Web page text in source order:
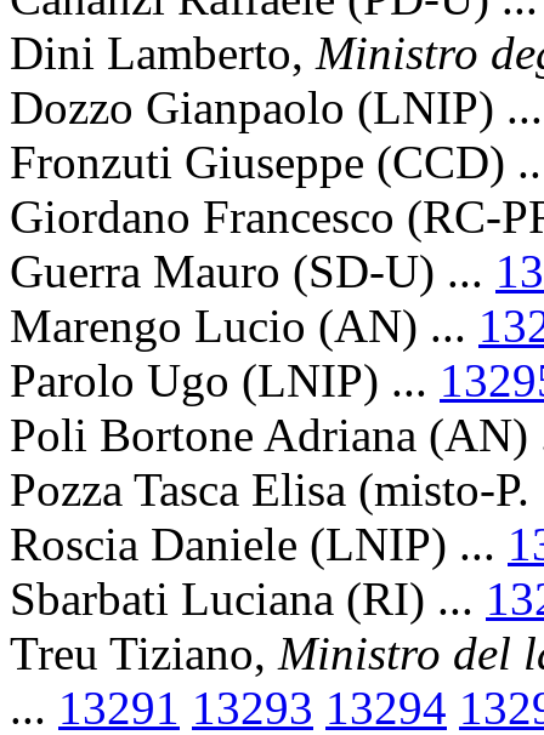
Dini Lamberto, Ministro
Dozzo Gianpaolo (LNIP)
Fronzuti Giuseppe (CCD)
Giordano Francesco (RC-
Guerra Mauro (SD-U) ...
Marengo Lucio (AN) ...
Parolo Ugo (LNIP) ...
Poli Bortone Adriana
Pozza Tasca Elisa (misto-
Roscia Daniele (LNIP) ...
Sbarbati Luciana (RI) ...
Treu Tiziano, Ministro del
... 13291 13293 13294